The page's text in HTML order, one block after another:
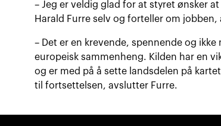
– Jeg er veldig glad for at styret ønsker
Harald Furre selv og forteller om
– Det er en krevende, spennende og
europeisk sammenheng. Kilden har en
og er med på å sette landsdelen på
til fortsettelsen, avslutter Furre.